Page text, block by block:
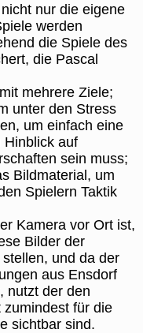
nur die eigene
werden
die Spiele des
die Pascal
mehrere Ziele;
unter den Stress
um einfach eine
Hinblick auf
sein muss;
Bildmaterial, um
Spielern Taktik
Kamera vor Ort ist,
Bilder der
und da der
aus Ensdorf
nutzt der den
zumindest für die
sichtbar sind.